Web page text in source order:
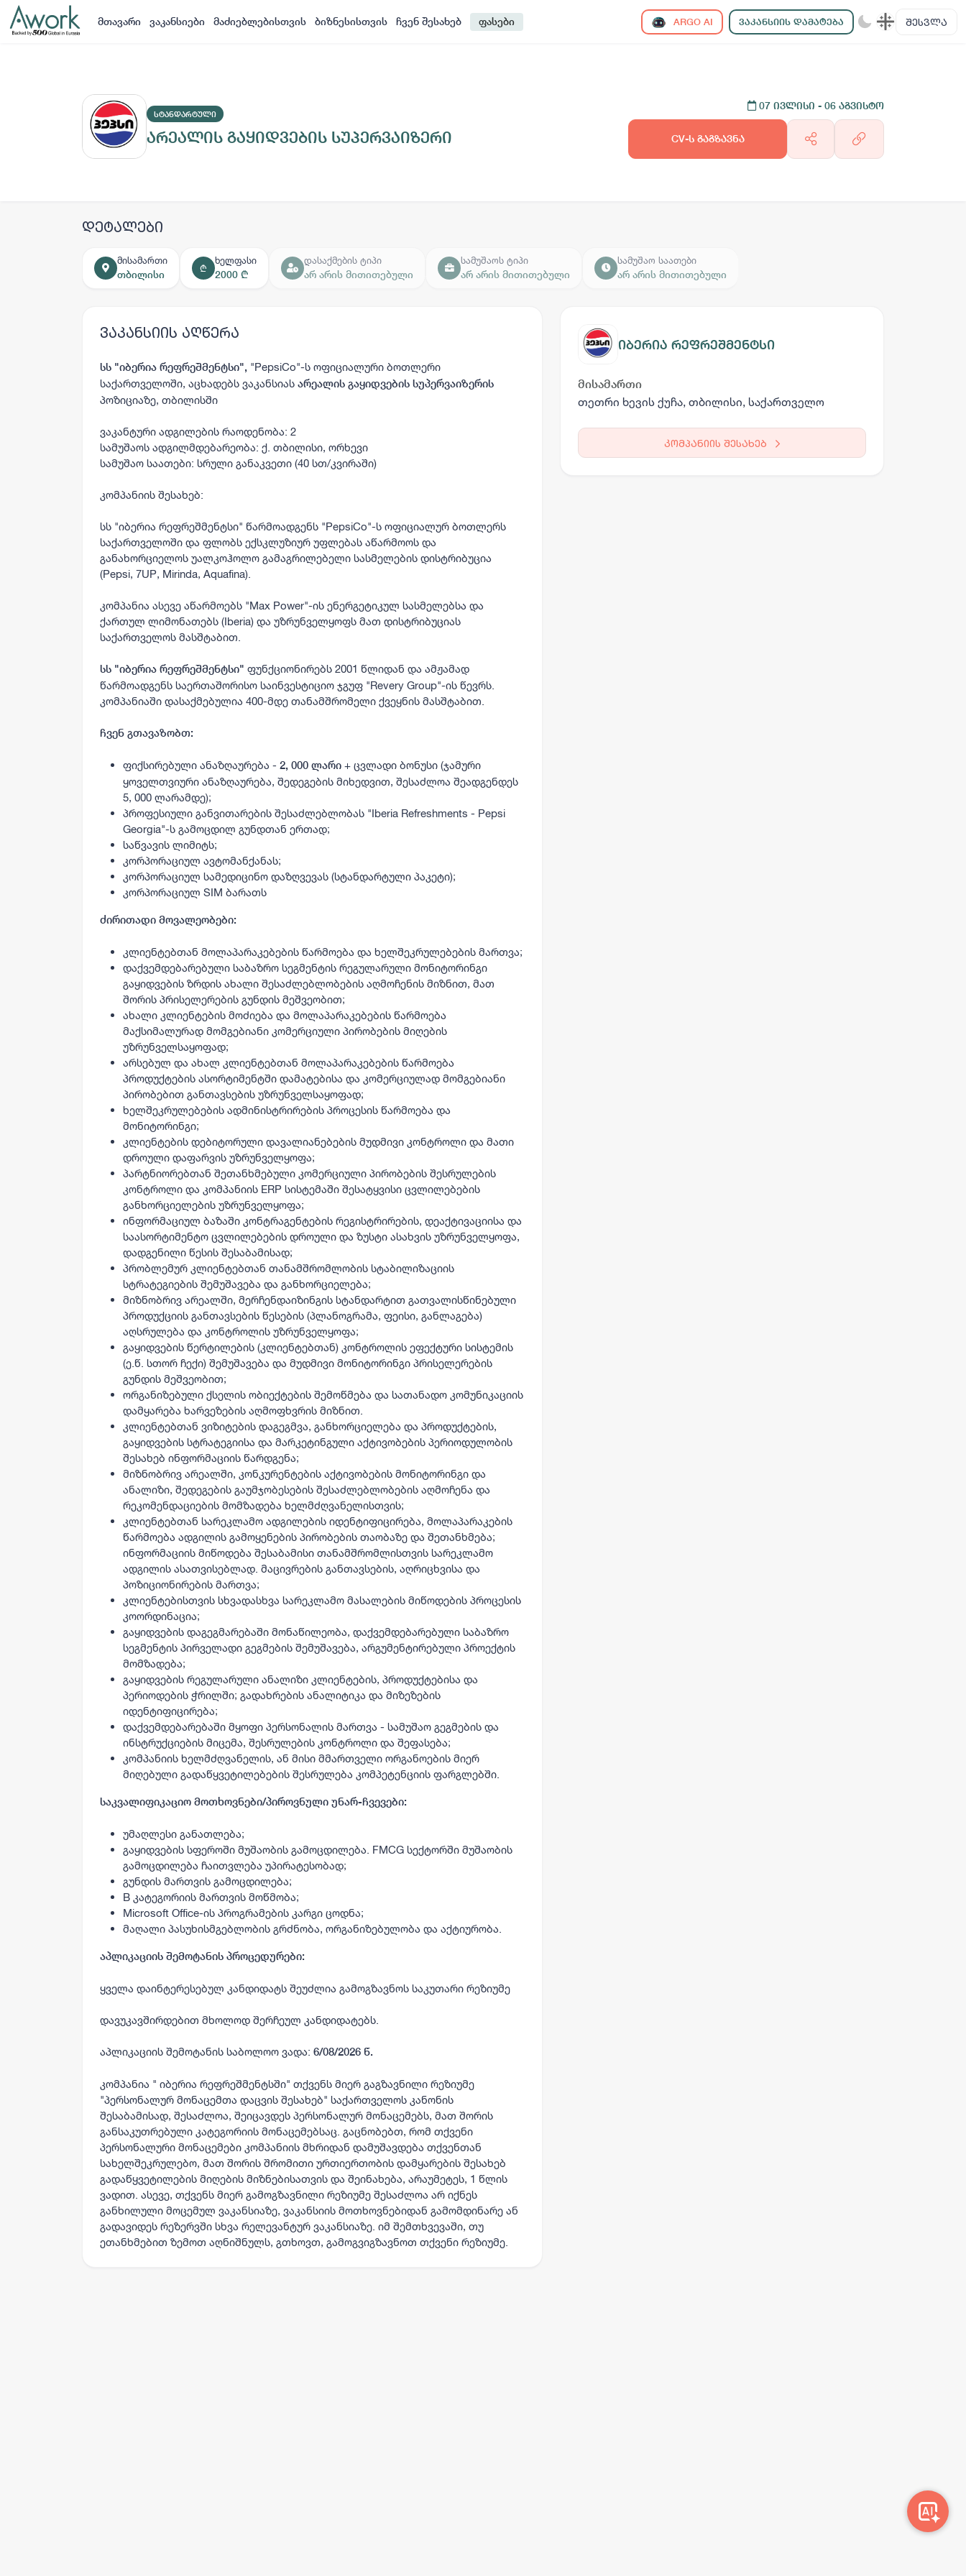
მთავარი ვაკანსიები მაძიებლებისთვის ბიზნესისთვის ჩვენ შესახებ ფასები ARGO AI ᲕᲐᲙᲐᲜᲡᲘᲘᲡ ᲓᲐᲛᲐᲢᲔᲑᲐ ᲨᲔᲡᲕᲚᲐ
ᲡᲢᲐᲜᲓᲐᲠᲢᲣᲚᲘ
არეალის გაყიდვების სუპერვაიზერი
07 ივლისი - 06 აგვისტო
CV-ს გაგზავნა
დეტალები
მისამართი
თბილისი
₾
ხელფასი
2000 ₾
დასაქმების ტიპი
არ არის მითითებული
სამუშაოს ტიპი
არ არის მითითებული
სამუშაო საათები
არ არის მითითებული
ვაკანსიის აღწერა
სს "იბერია რეფრეშმენტსი", "PepsiCo"-ს ოფიციალური ბოთლერი
საქართველოში, აცხადებს ვაკანსიას არეალის გაყიდვების სუპერვაიზერის
პოზიციაზე, თბილისში
ვაკანტური ადგილების რაოდენობა: 2
სამუშაოს ადგილმდებარეობა: ქ. თბილისი, ორხევი
სამუშაო საათები: სრული განაკვეთი (40 სთ/კვირაში)
კომპანიის შესახებ:
სს "იბერია რეფრეშმენტსი" წარმოადგენს "PepsiCo"-ს ოფიციალურ ბოთლერს
საქართველოში და ფლობს ექსკლუზიურ უფლებას აწარმოოს და
განახორციელოს უალკოჰოლო გამაგრილებელი სასმელების დისტრიბუცია
(Pepsi, 7UP, Mirinda, Aquafina).
კომპანია ასევე აწარმოებს "Max Power"-ის ენერგეტიკულ სასმელებსა და
ქართულ ლიმონათებს (Iberia) და უზრუნველყოფს მათ დისტრიბუციას
საქართველოს მასშტაბით.
სს "იბერია რეფრეშმენტსი" ფუნქციონირებს 2001 წლიდან და ამჟამად
წარმოადგენს საერთაშორისო საინვესტიციო ჯგუფ "Revery Group"-ის წევრს.
კომპანიაში დასაქმებულია 400-მდე თანამშრომელი ქვეყნის მასშტაბით.
ჩვენ გთავაზობთ:
ფიქსირებული ანაზღაურება - 2, 000 ლარი + ცვლადი ბონუსი (ჯამური
ყოველთვიური ანაზღაურება, შედეგების მიხედვით, შესაძლოა შეადგენდეს
5, 000 ლარამდე);
პროფესიული განვითარების შესაძლებლობას "Iberia Refreshments - Pepsi
Georgia"-ს გამოცდილ გუნდთან ერთად;
საწვავის ლიმიტს;
კორპორაციულ ავტომანქანას;
კორპორაციულ სამედიცინო დაზღვევას (სტანდარტული პაკეტი);
კორპორაციულ SIM ბარათს
ძირითადი მოვალეობები:
კლიენტებთან მოლაპარაკებების წარმოება და ხელშეკრულებების მართვა;
დაქვემდებარებული საბაზრო სეგმენტის რეგულარული მონიტორინგი
გაყიდვების ზრდის ახალი შესაძლებლობების აღმოჩენის მიზნით, მათ
შორის პრისელერების გუნდის მეშვეობით;
ახალი კლიენტების მოძიება და მოლაპარაკებების წარმოება
მაქსიმალურად მომგებიანი კომერციული პირობების მიღების
უზრუნველსაყოფად;
არსებულ და ახალ კლიენტებთან მოლაპარაკებების წარმოება
პროდუქტების ასორტიმენტში დამატებისა და კომერციულად მომგებიანი
პირობებით განთავსების უზრუნველსაყოფად;
ხელშეკრულებების ადმინისტრირების პროცესის წარმოება და
მონიტორინგი;
კლიენტების დებიტორული დავალიანებების მუდმივი კონტროლი და მათი
დროული დაფარვის უზრუნველყოფა;
პარტნიორებთან შეთანხმებული კომერციული პირობების შესრულების
კონტროლი და კომპანიის ERP სისტემაში შესატყვისი ცვლილებების
განხორციელების უზრუნველყოფა;
ინფორმაციულ ბაზაში კონტრაგენტების რეგისტრირების, დეაქტივაციისა და
საასორტიმენტო ცვლილებების დროული და ზუსტი ასახვის უზრუნველყოფა,
დადგენილი წესის შესაბამისად;
პრობლემურ კლიენტებთან თანამშრომლობის სტაბილიზაციის
სტრატეგიების შემუშავება და განხორციელება;
მიზნობრივ არეალში, მერჩენდაიზინგის სტანდარტით გათვალისწინებული
პროდუქციის განთავსების წესების (პლანოგრამა, ფეისი, განლაგება)
აღსრულება და კონტროლის უზრუნველყოფა;
გაყიდვების წერტილების (კლიენტებთან) კონტროლის ეფექტური სისტემის
(ე.წ. სთორ ჩექი) შემუშავება და მუდმივი მონიტორინგი პრისელერების
გუნდის მეშვეობით;
ორგანიზებული ქსელის ობიექტების შემოწმება და სათანადო კომუნიკაციის
დამყარება ხარვეზების აღმოფხვრის მიზნით.
კლიენტებთან ვიზიტების დაგეგმვა, განხორციელება და პროდუქტების,
გაყიდვების სტრატეგიისა და მარკეტინგული აქტივობების პერიოდულობის
შესახებ ინფორმაციის წარდგენა;
მიზნობრივ არეალში, კონკურენტების აქტივობების მონიტორინგი და
ანალიზი, შედეგების გაუმჯობესების შესაძლებლობების აღმოჩენა და
რეკომენდაციების მომზადება ხელმძღვანელისთვის;
კლიენტებთან სარეკლამო ადგილების იდენტიფიცირება, მოლაპარაკების
წარმოება ადგილის გამოყენების პირობების თაობაზე და შეთანხმება;
ინფორმაციის მიწოდება შესაბამისი თანამშრომლისთვის სარეკლამო
ადგილის ასათვისებლად. მაცივრების განთავსების, აღრიცხვისა და
პოზიციონირების მართვა;
კლიენტებისთვის სხვადასხვა სარეკლამო მასალების მიწოდების პროცესის
კოორდინაცია;
გაყიდვების დაგეგმარებაში მონაწილეობა, დაქვემდებარებული საბაზრო
სეგმენტის პირველადი გეგმების შემუშავება, არგუმენტირებული პროექტის
მომზადება;
გაყიდვების რეგულარული ანალიზი კლიენტების, პროდუქტებისა და
პერიოდების ჭრილში; გადახრების ანალიტიკა და მიზეზების
იდენტიფიცირება;
დაქვემდებარებაში მყოფი პერსონალის მართვა - სამუშაო გეგმების და
ინსტრუქციების მიცემა, შესრულების კონტროლი და შეფასება;
კომპანიის ხელმძღვანელის, ან მისი მმართველი ორგანოების მიერ
მიღებული გადაწყვეტილებების შესრულება კომპეტენციის ფარგლებში.
საკვალიფიკაციო მოთხოვნები/პიროვნული უნარ-ჩვევები:
უმაღლესი განათლება;
გაყიდვების სფეროში მუშაობის გამოცდილება. FMCG სექტორში მუშაობის
გამოცდილება ჩაითვლება უპირატესობად;
გუნდის მართვის გამოცდილება;
B კატეგორიის მართვის მოწმობა;
Microsoft Office-ის პროგრამების კარგი ცოდნა;
მაღალი პასუხისმგებლობის გრძნობა, ორგანიზებულობა და აქტიურობა.
აპლიკაციის შემოტანის პროცედურები:
ყველა დაინტერესებულ კანდიდატს შეუძლია გამოგზავნოს საკუთარი რეზიუმე
დავუკავშირდებით მხოლოდ შერჩეულ კანდიდატებს.
აპლიკაციის შემოტანის საბოლოო ვადა: 6/08/2026 წ.
კომპანია " იბერია რეფრეშმენტსში" თქვენს მიერ გაგზავნილი რეზიუმე
"პერსონალურ მონაცემთა დაცვის შესახებ" საქართველოს კანონის
შესაბამისად, შესაძლოა, შეიცავდეს პერსონალურ მონაცემებს, მათ შორის
განსაკუთრებული კატეგორიის მონაცემებსაც. გაცნობებთ, რომ თქვენი
პერსონალური მონაცემები კომპანიის მხრიდან დამუშავდება თქვენთან
სახელშეკრულებო, მათ შორის შრომითი ურთიერთობის დამყარების შესახებ
გადაწყვეტილების მიღების მიზნებისათვის და შეინახება, არაუმეტეს, 1 წლის
ვადით. ასევე, თქვენს მიერ გამოგზავნილი რეზიუმე შესაძლოა არ იქნეს
განხილული მოცემულ ვაკანსიაზე, ვაკანსიის მოთხოვნებიდან გამომდინარე ან
გადავიდეს რეზერვში სხვა რელევანტურ ვაკანსიაზე. იმ შემთხვევაში, თუ
ეთანხმებით ზემოთ აღნიშნულს, გთხოვთ, გამოგვიგზავნოთ თქვენი რეზიუმე.
იბერია რეფრეშმენტსი
მისამართი
თეთრი ხევის ქუჩა, თბილისი, საქართველო
კომპანიის შესახებ